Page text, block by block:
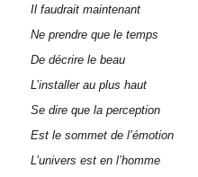
Il faudrait maintenant
Ne prendre que le temps
De décrire le beau
L’installer au plus haut
Se dire que la perception
Est le sommet de l’émotion
L’univers est en l’homme